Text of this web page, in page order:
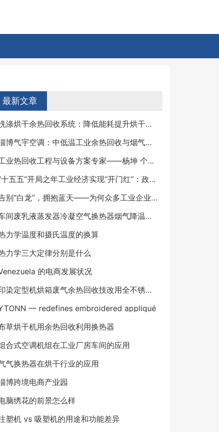
最新文章
洗涤烘干余热回收系统：降低能耗提升烘干效率的节能方案
淄博气宇空调：中低温工业余热回收与烟气消白的垂直选手
工业热回收工程与设备方案专家——杨坤 个人详细简介
“十五五”开局之年工业经济实现“开门红”：政策密集发力，新质生产力引领制造业向“高、新、绿”加速跃升
告别“白龙”，拥抱蓝天——为何众多工业企业选择气宇空调实现烟气“消白脱白”？
车间废乳液蒸发器冷凝空气换热器烟气降温消白
力学温度和摄氏温度的换算
力学三大定律分别是什么
的电商发展状况
印染定型机烘箱废气余热回收技改用全不锈钢气气板式换热器
— redefines embroidered appliqué
草烘干机用余热回收利用换热器
合式空调机组在工业厂房车间的应用
气换热器在烘干行业的应用
博跨境电商产业园
脑绣花的前景怎么样
塑机 vs 吸塑机的用途和功能差异